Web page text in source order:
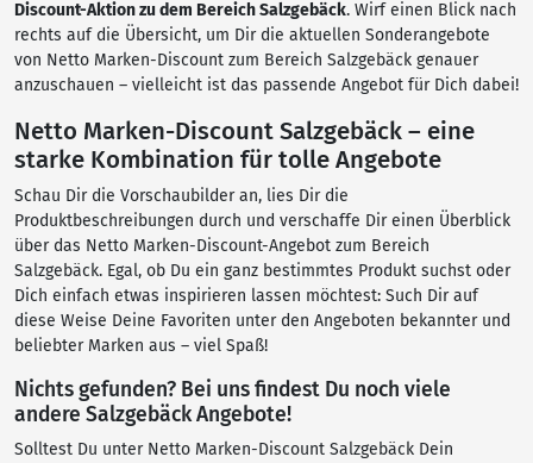
Discount-Aktion zu dem Bereich Salzgebäck. Wirf einen Blick nach
rechts auf die Übersicht, um Dir die aktuellen Sonderangebote
von Netto Marken-Discount zum Bereich Salzgebäck genauer
anzuschauen – vielleicht ist das passende Angebot für Dich dabei!
Netto Marken-Discount Salzgebäck – eine
starke Kombination für tolle Angebote
Schau Dir die Vorschaubilder an, lies Dir die
Produktbeschreibungen durch und verschaffe Dir einen Überblick
über das Netto Marken-Discount-Angebot zum Bereich
Salzgebäck. Egal, ob Du ein ganz bestimmtes Produkt suchst oder
Dich einfach etwas inspirieren lassen möchtest: Such Dir auf
diese Weise Deine Favoriten unter den Angeboten bekannter und
beliebter Marken aus – viel Spaß!
Nichts gefunden? Bei uns findest Du noch viele
andere Salzgebäck Angebote!
Solltest Du unter Netto Marken-Discount Salzgebäck Dein